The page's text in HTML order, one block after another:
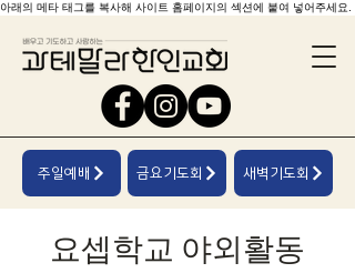
아래의 메타 태그를 복사해 사이트 홈페이지의 섹션에 붙여 넣어주세요.
주일예배 금요기도회 새벽기도회
요셉학교 야외활동